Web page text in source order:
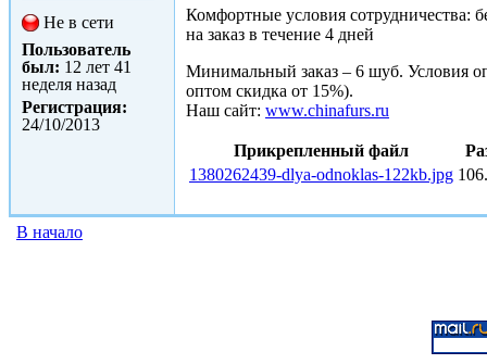
Не в сети
Пользователь
был: 12 лет 41
неделя назад
Регистрация:
24/10/2013
Комфортные условия сотрудничества:
на заказ в течение 4 дней
Минимальный заказ – 6 шуб. Условия
оптом скидка от 15%).
Наш сайт: www.chinafurs.ru
Прикрепленный файл
1380262439-dlya-odnoklas-122kb.jpg
В начало